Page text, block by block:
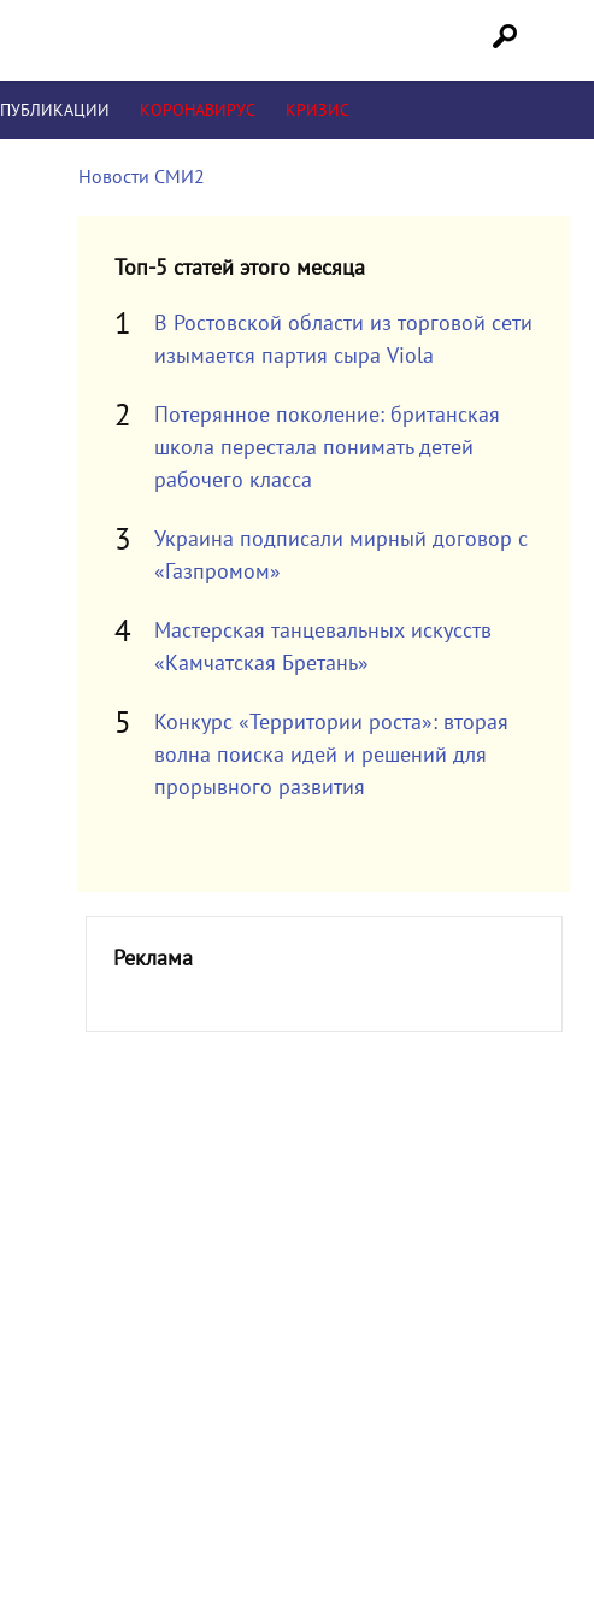
ПУБЛИКАЦИИ КОРОНАВИРУС КРИЗИС
Новости СМИ2
Топ-5 статей этого месяца
В Ростовской области из торговой сети
изымается партия сыра Viola
Потерянное поколение: британская
школа перестала понимать детей
рабочего класса
Украина подписали мирный договор с
«Газпромом»
Мастерская танцевальных искусств
«Камчатская Бретань»
Конкурс «Территории роста»: вторая
волна поиска идей и решений для
прорывного развития
Реклама